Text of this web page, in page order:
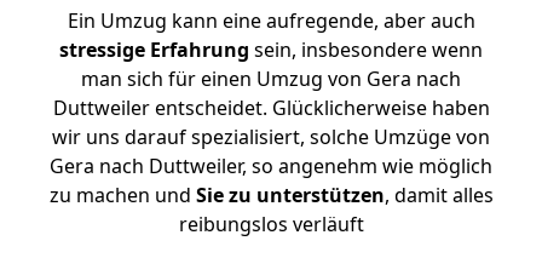
Ein Umzug kann eine aufregende, aber auch
stressige Erfahrung sein, insbesondere wenn
man sich für einen Umzug von Gera nach
Duttweiler entscheidet. Glücklicherweise haben
wir uns darauf spezialisiert, solche Umzüge von
Gera nach Duttweiler, so angenehm wie möglich
zu machen und Sie zu unterstützen, damit alles
reibungslos verläuft